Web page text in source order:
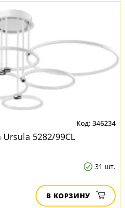
346234
5282/99CL
31 шт.
В КОРЗИНУ